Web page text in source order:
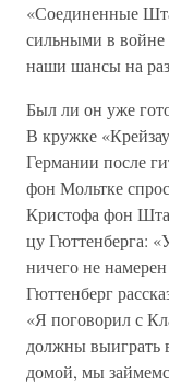
«Соединенные
сильными в
наши шансы на
Был ли он уже
В кружке
Германии после
фон Мольтке
Кристофа фон
цу Гюттенберга:
ничего не
Гюттенберг
«Я поговорил с
должны выиграть
домой, мы